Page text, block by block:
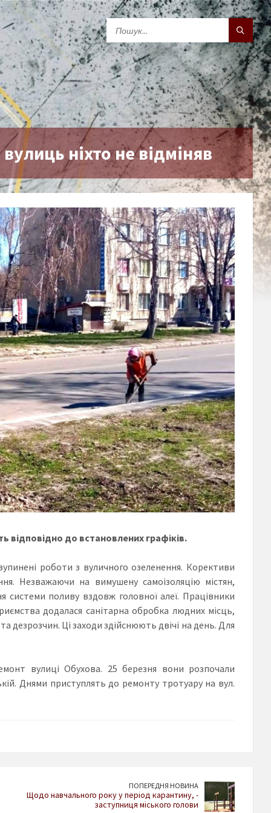
ніхто не відміняв
відповідно до встановлених графіків.
роботи з вуличного озеленення. Корективи
Незважаючи на вимушену самоізоляцію містян,
поливу вздовж головної алеї. Працівники
додалася санітарна обробка людних місць,
Ці заходи здійснюють двічі на день. Для
вулиці Обухова. 25 березня вони розпочали
Днями приступлять до ремонту тротуару на вул.
ПОПЕРЕДНЯ НОВИНА
Щодо навчального року у період карантину, -
заступниця міського голови